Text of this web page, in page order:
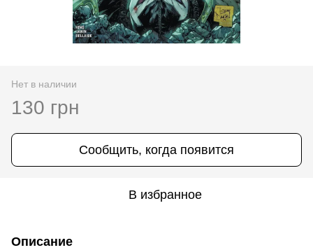
Нет в наличии
130 грн
Сообщить, когда появится
В избранное
Описание